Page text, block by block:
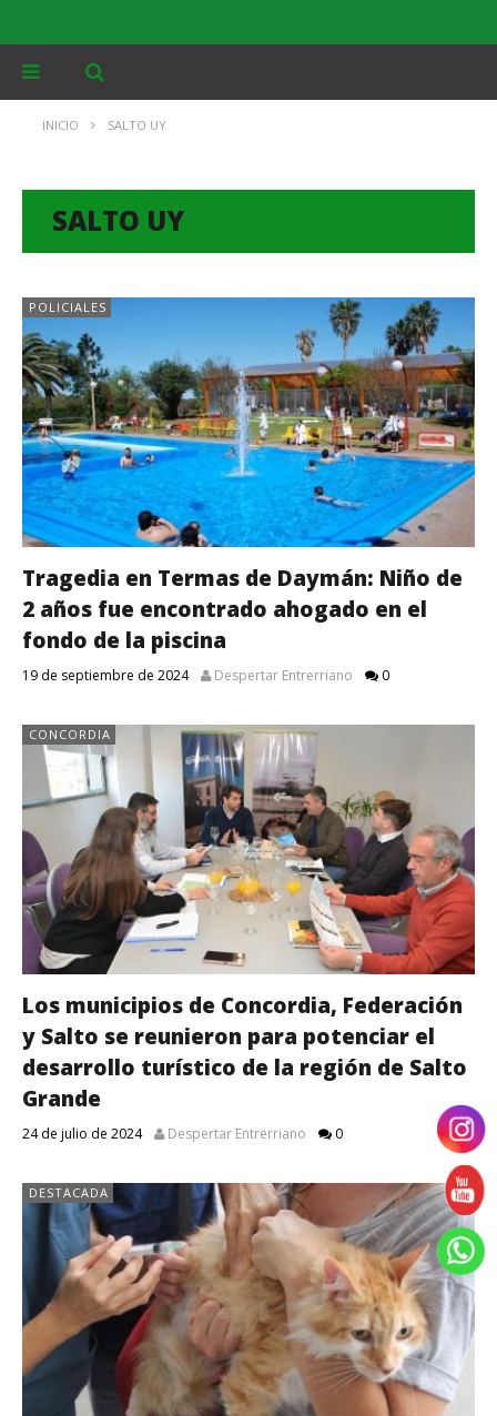
INICIO SALTO UY
SALTO UY
POLICIALES
Tragedia en Termas de Daymán: Niño de
2 años fue encontrado ahogado en el
fondo de la piscina
19 de septiembre de 2024 Despertar Entrerriano 0
CONCORDIA
Los municipios de Concordia, Federación
y Salto se reunieron para potenciar el
desarrollo turístico de la región de Salto
Grande
24 de julio de 2024 Despertar Entrerriano 0
DESTACADA